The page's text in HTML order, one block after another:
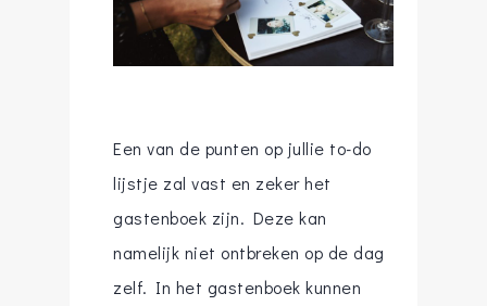
Een van de punten op jullie to-do
lijstje zal vast en zeker het
gastenboek zijn. Deze kan
namelijk niet ontbreken op de dag
zelf. In het gastenboek kunnen